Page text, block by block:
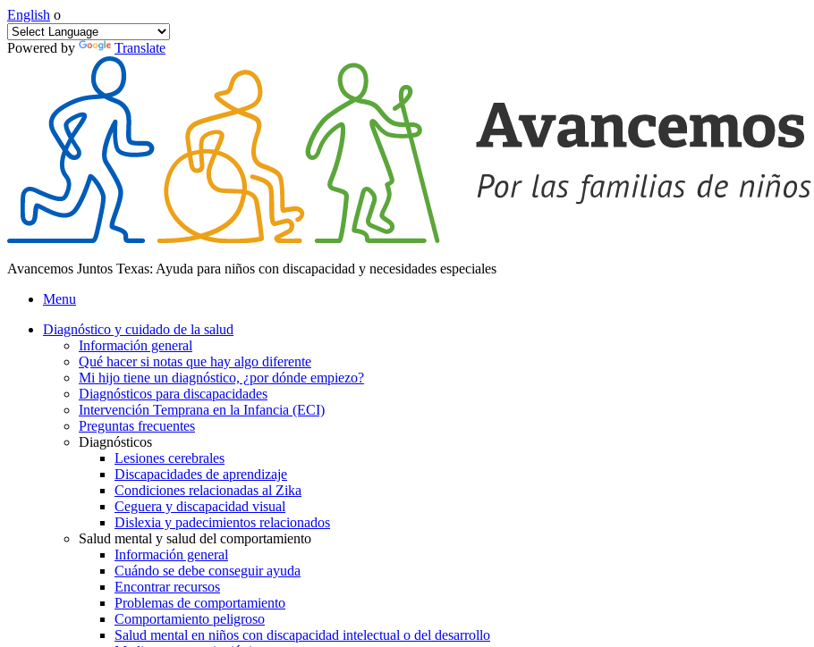
English o
Powered by Translate
Avancemos Juntos Texas: Ayuda para niños con discapacidad y necesidades especiales
Menu
Diagnóstico y cuidado de la salud
Información general
Qué hacer si notas que hay algo diferente
Mi hijo tiene un diagnóstico, ¿por dónde empiezo?
Diagnósticos para discapacidades
Intervención Temprana en la Infancia (ECI)
Preguntas frecuentes
Diagnósticos
Lesiones cerebrales
Discapacidades de aprendizaje
Condiciones relacionadas al Zika
Ceguera y discapacidad visual
Dislexia y padecimientos relacionados
Salud mental y salud del comportamiento
Información general
Cuándo se debe conseguir ayuda
Encontrar recursos
Problemas de comportamiento
Comportamiento peligroso
Salud mental en niños con discapacidad intelectual o del desarrollo